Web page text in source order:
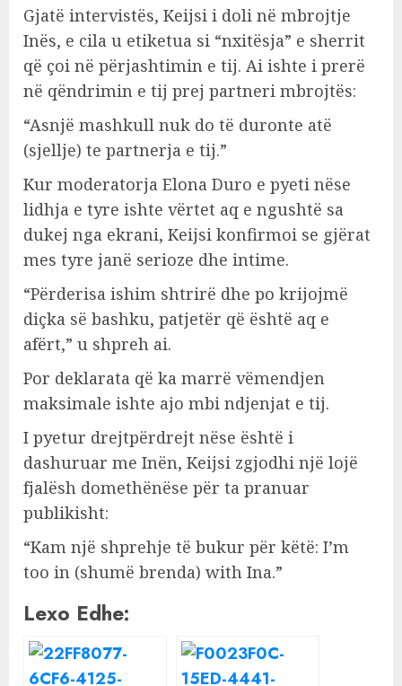
Gjatë intervistës, Keijsi i doli në mbrojtje
Inës, e cila u etiketua si “nxitësja” e sherrit
që çoi në përjashtimin e tij. Ai ishte i prerë
në qëndrimin e tij prej partneri mbrojtës:
“Asnjë mashkull nuk do të duronte atë
(sjellje) te partnerja e tij.”
Kur moderatorja Elona Duro e pyeti nëse
lidhja e tyre ishte vërtet aq e ngushtë sa
dukej nga ekrani, Keijsi konfirmoi se gjërat
mes tyre janë serioze dhe intime.
“Përderisa ishim shtrirë dhe po krijojmë
diçka së bashku, patjetër që është aq e
afërt,” u shpreh ai.
Por deklarata që ka marrë vëmendjen
maksimale ishte ajo mbi ndjenjat e tij.
I pyetur drejtpërdrejt nëse është i
dashuruar me Inën, Keijsi zgjodhi një lojë
fjalësh domethënëse për ta pranuar
publikisht:
“Kam një shprehje të bukur për këtë: I’m
too in (shumë brenda) with Ina.”
Lexo Edhe: